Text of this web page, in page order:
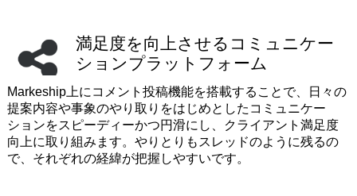
満足度を向上させるコミュニケー
ションプラットフォーム
Markeship上にコメント投稿機能を搭載することで、日々の
提案内容や事象のやり取りをはじめとしたコミュニケー
ションをスピーディーかつ円滑にし、クライアント満足度
向上に取り組みます。 やりとりもスレッドのように残るの
で、それぞれの経緯が把握しやすいです。